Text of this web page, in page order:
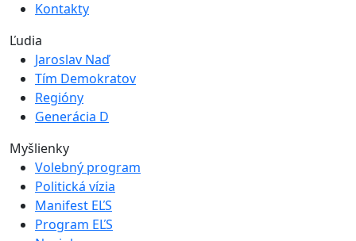
Kontakty
Ľudia
Jaroslav Naď
Tím Demokratov
Regióny
Generácia D
Myšlienky
Volebný program
Politická vízia
Manifest EĽS
Program EĽS